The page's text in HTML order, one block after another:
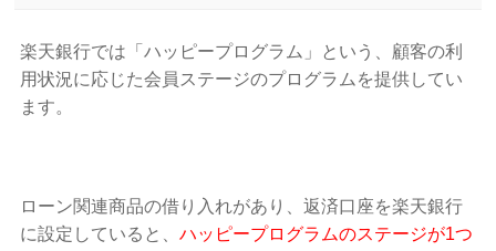
楽天銀行では「ハッピープログラム」という、顧客の利
用状況に応じた会員ステージのプログラムを提供してい
ます。
ローン関連商品の借り入れがあり、返済口座を楽天銀行
に設定していると、ハッピープログラムのステージが1つ